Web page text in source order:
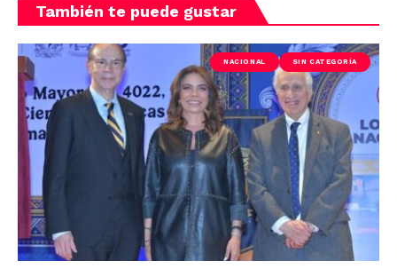
También te puede gustar
NACIONAL SIN CATEGORÍA